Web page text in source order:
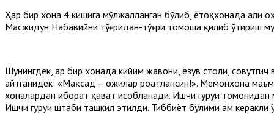
Ҳар бир хона 4 кишига мўлжалланган бўлиб, ётоқхонада ҳали
Масжидун Набавийни тўғридан-тўғри томоша қилиб ўтириш
Шунингдек, ҳар бир хонада кийим жавони, ёзув столи,
айтганидек: «Мақсад – ҳожилар роҳатлансин!». Меҳмонхона
хоналардан иборат қават ҳисобланади. Ишчи гуруҳи
Ишчи гуруҳи штаби ташкил этилди. Тиббиёт бўлими ҳам